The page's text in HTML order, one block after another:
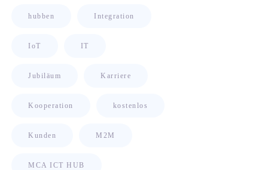
hubben Integration
IoT IT
Jubiläum Karriere
Kooperation kostenlos
Kunden M2M
MCA ICT HUB